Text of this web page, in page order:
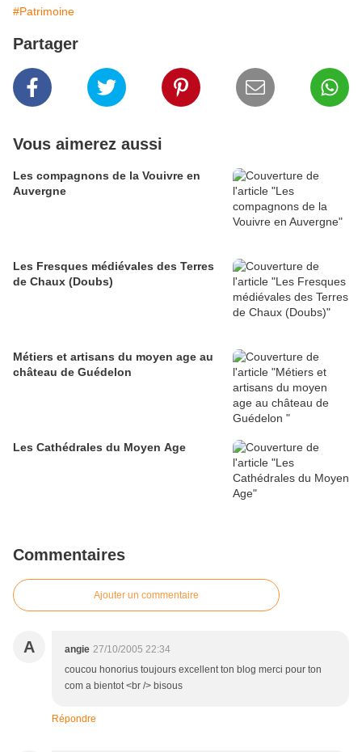
#Patrimoine
Partager
Vous aimerez aussi
Les compagnons de la Vouivre en
Auvergne
Les Fresques médiévales des Terres
de Chaux (Doubs)
Métiers et artisans du moyen age au
château de Guédelon
Les Cathédrales du Moyen Age
Commentaires
Ajouter un commentaire
A angie 27/10/2005 22:34
coucou honorius toujours excellent ton blog merci pour ton
com a bientot <br /> bisous
Répondre